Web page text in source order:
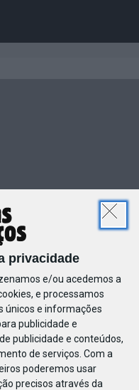
privacidade
e/ou acedemos a
e processamos
únicos e informações
publicidade e
publicidade e conteúdos,
de serviços. Com a
poderemos usar
precisos através da